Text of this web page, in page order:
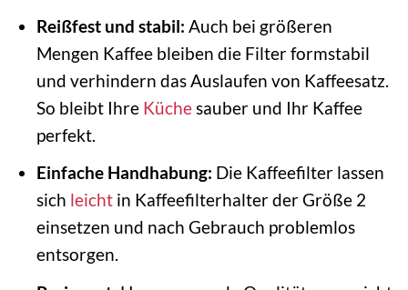
Reißfest und stabil: Auch bei größeren
Mengen Kaffee bleiben die Filter formstabil
und verhindern das Auslaufen von Kaffeesatz.
So bleibt Ihre Küchesauber und Ihr Kaffee
perfekt.
Einfache Handhabung: Die Kaffeefilter lassen
sich leichtin Kaffeefilterhalter der Größe 2
einsetzen und nach Gebrauch problemlos
entsorgen.